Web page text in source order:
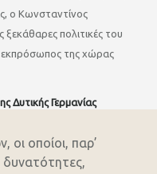
ο Κωνσταντίνος
ξεκάθαρες πολιτικές του
εκπρόσωπος της χώρας
Δυτικής Γερμανίας
οι οποίοι, παρ’
δυνατότητες,